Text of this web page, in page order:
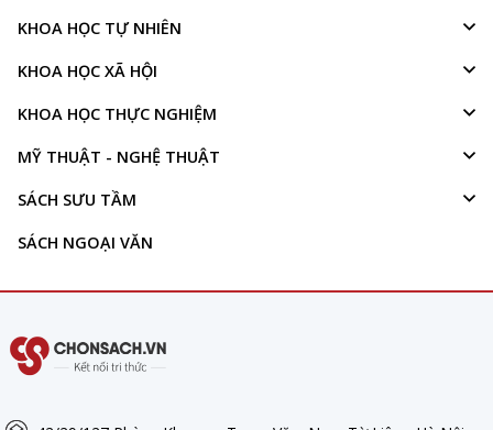
KHOA HỌC TỰ NHIÊN
KHOA HỌC XÃ HỘI
KHOA HỌC THỰC NGHIỆM
MỸ THUẬT - NGHỆ THUẬT
SÁCH SƯU TẦM
SÁCH NGOẠI VĂN